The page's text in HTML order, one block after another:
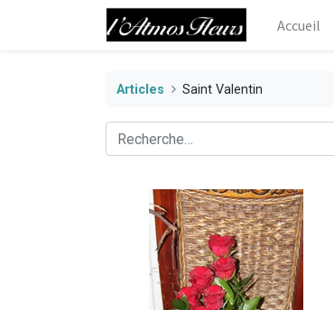
Accueil
Articles Saint Valentin